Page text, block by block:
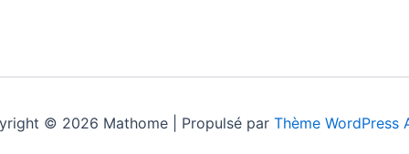
© 2026 Mathome | Propulsé par Thème WordPress